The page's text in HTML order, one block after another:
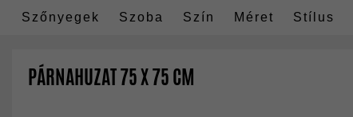
Szőnyegek Szoba Szín Méret Stílus
PÁRNAHUZAT 75 X 75 CM